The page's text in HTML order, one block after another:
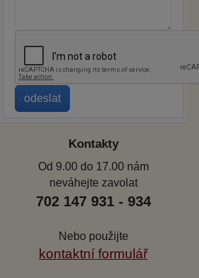
Kontakty
Od 9.00 do 17.00 nám
neváhejte zavolat
702 147 931 - 934
Nebo použijte
kontaktní formulář